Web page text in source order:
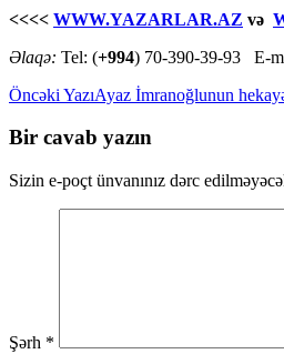
<<<< WWW.YAZARLAR.AZ və
Əlaqə: Tel: (+994) 70-390-39-93 E-
Yazılar
üzrə
naviqasiya
Öncəki YazıAyaz İmranoğlunun
Bir cavab yazın
Sizin e-poçt ünvanınız dərc
Şərh *